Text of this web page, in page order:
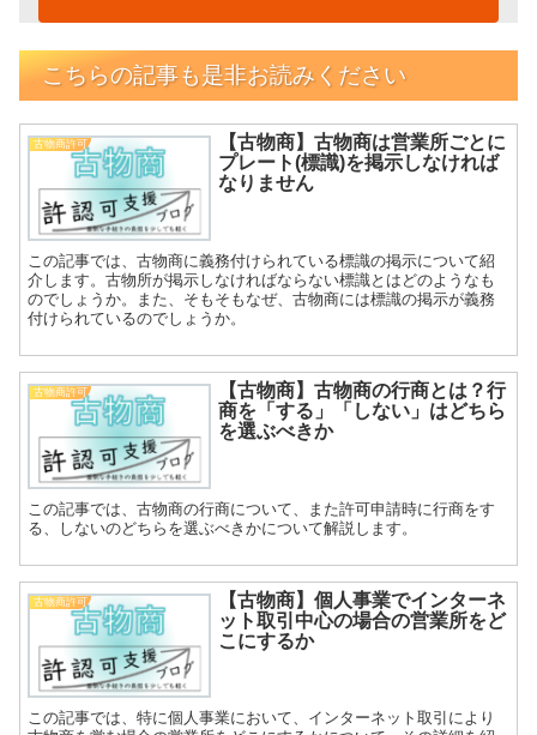
こちらの記事も是非お読みください
古物商許可
【古物商】古物商は営業所ごとに
プレート(標識)を掲示しなければ
なりません
この記事では、古物商に義務付けられている標識の掲示について紹
介します。古物所が掲示しなければならない標識とはどのようなも
のでしょうか。また、そもそもなぜ、古物商には標識の掲示が義務
付けられているのでしょうか。
古物商許可
【古物商】古物商の行商とは？行
商を「する」「しない」はどちら
を選ぶべきか
この記事では、古物商の行商について、また許可申請時に行商をす
る、しないのどちらを選ぶべきかについて解説します。
古物商許可
【古物商】個人事業でインターネ
ット取引中心の場合の営業所をど
こにするか
この記事では、特に個人事業において、インターネット取引により